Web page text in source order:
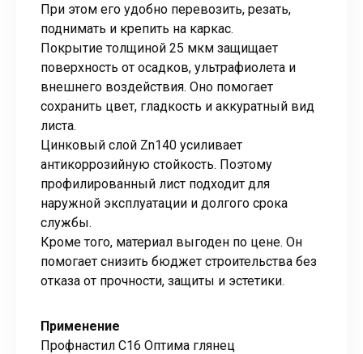
При этом его удобно перевозить, резать,
поднимать и крепить на каркас.
Покрытие толщиной 25 мкм защищает
поверхность от осадков, ультрафиолета и
внешнего воздействия. Оно помогает
сохранить цвет, гладкость и аккуратный вид
листа.
Цинковый слой Zn140 усиливает
антикоррозийную стойкость. Поэтому
профилированный лист подходит для
наружной эксплуатации и долгого срока
службы.
Кроме того, материал выгоден по цене. Он
помогает снизить бюджет строительства без
отказа от прочности, защиты и эстетики.
Применение
Профнастил С16 Оптима глянец